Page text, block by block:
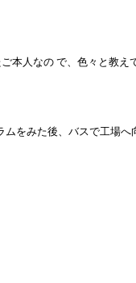
本人なの で、色々と教
をみた後、バスで工場